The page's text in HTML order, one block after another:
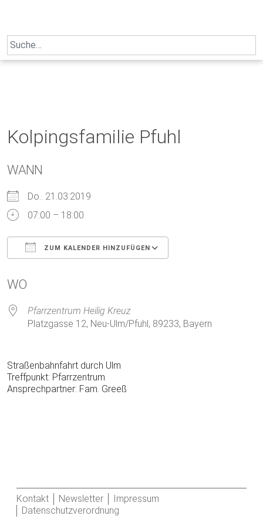
Search
for:
Kolpingsfamilie Pfuhl
WANN
Do.. 21.03.2019
07:00 – 18:00
ZUM KALENDER HINZUFÜGEN
WO
Pfarrzentrum Heilig Kreuz
Platzgasse 12, Neu-Ulm/Pfuhl, 89233, Bayern
Straßenbahnfahrt durch Ulm
Treffpunkt: Pfarrzentrum
Ansprechpartner: Fam. Greeß
Kontakt Newsletter
Impressum
Datenschutzverordnung